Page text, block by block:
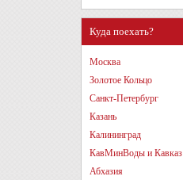
Куда поехать?
Москва
Золотое Кольцо
Санкт-Петербург
Казань
Калининград
КавМинВоды и Кавказ
Абхазия